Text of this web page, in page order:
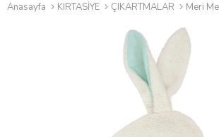
Anasayfa KIRTASİYE ÇIKARTMALAR